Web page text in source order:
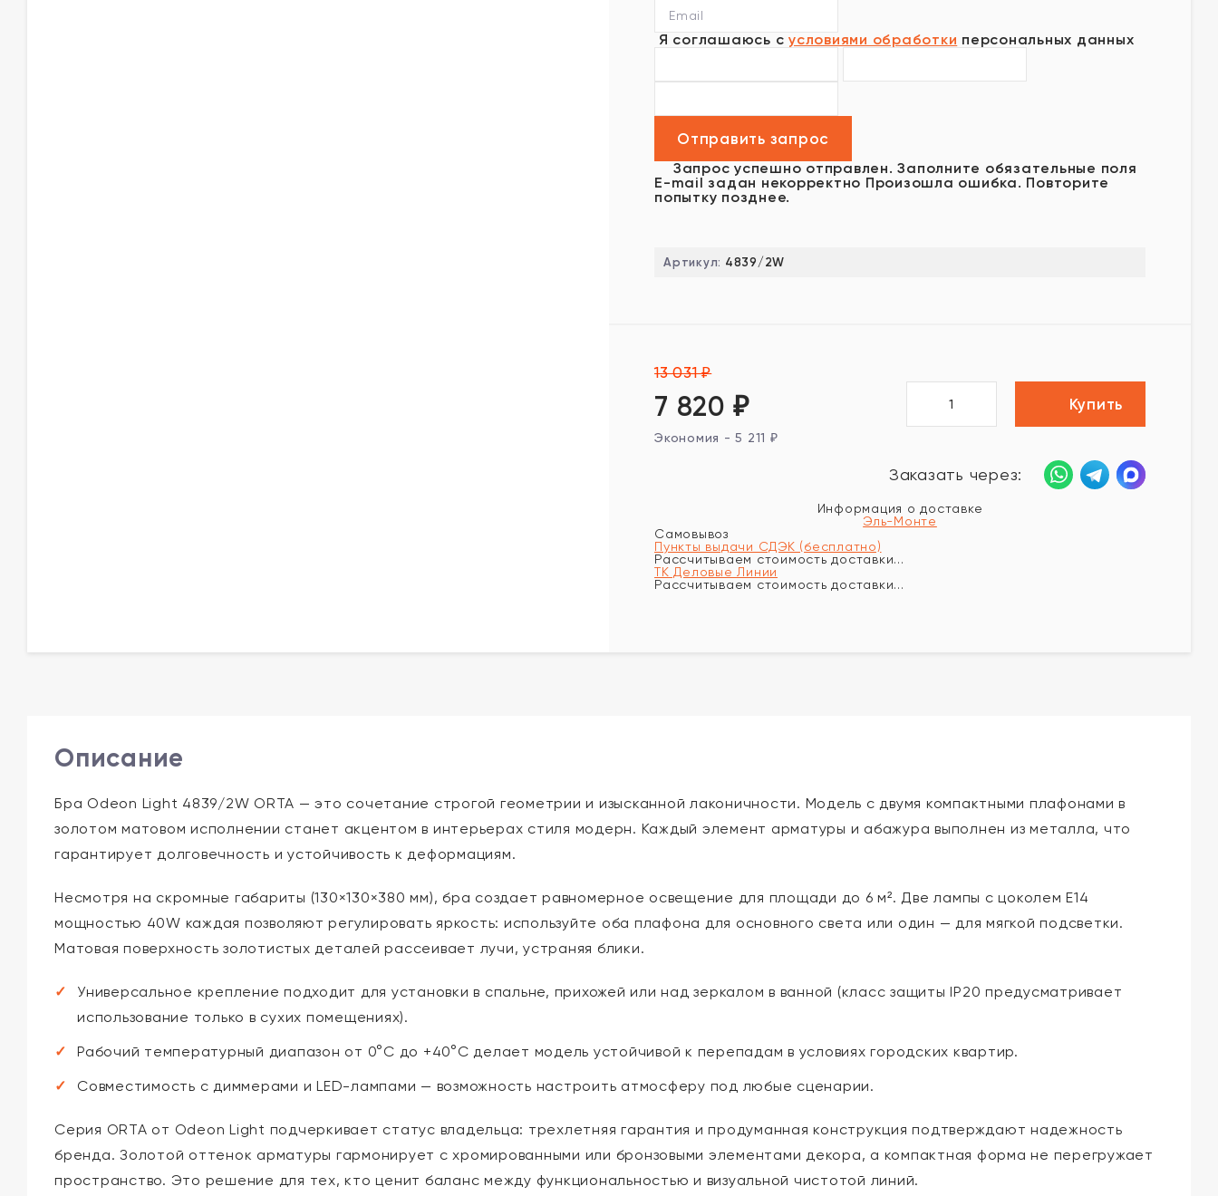
Я соглашаюсь с условиями обработки персональных данных
Запрос успешно отправлен. Заполните обязательные поля
E-mail задан некорректно Произошла ошибка. Повторите
попытку позднее.
Артикул: 4839/2W
13 031₽
7 820 ₽
Экономия -5 211 ₽
Купить
Заказать через:
Информация о доставке
Эль-Монте
Самовывоз
Пункты выдачи СДЭК (бесплатно)
Рассчитываем стоимость доставки...
ТК Деловые Линии
Рассчитываем стоимость доставки...
Описание
Бра Odeon Light 4839/2W ORTA — это сочетание строгой геометрии и изысканной лаконичности. Модель с двумя компактными плафонами в
золотом матовом исполнении станет акцентом в интерьерах стиля модерн. Каждый элемент арматуры и абажура выполнен из металла, что
гарантирует долговечность и устойчивость к деформациям.
Несмотря на скромные габариты (130×130×380 мм), бра создает равномерное освещение для площади до 6 м². Две лампы с цоколем E14
мощностью 40W каждая позволяют регулировать яркость: используйте оба плафона для основного света или один — для мягкой подсветки.
Матовая поверхность золотистых деталей рассеивает лучи, устраняя блики.
Универсальное крепление подходит для установки в спальне, прихожей или над зеркалом в ванной (класс защиты IP20 предусматривает
использование только в сухих помещениях).
Рабочий температурный диапазон от 0°C до +40°C делает модель устойчивой к перепадам в условиях городских квартир.
Совместимость с диммерами и LED-лампами — возможность настроить атмосферу под любые сценарии.
Серия ORTA от Odeon Light подчеркивает статус владельца: трехлетняя гарантия и продуманная конструкция подтверждают надежность
бренда. Золотой оттенок арматуры гармонирует с хромированными или бронзовыми элементами декора, а компактная форма не перегружает
пространство. Это решение для тех, кто ценит баланс между функциональностью и визуальной чистотой линий.